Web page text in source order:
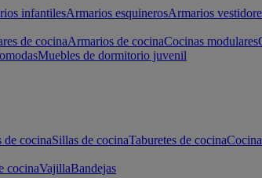
infantilesArmarios esquinerosArmarios
de cocinaArmarios de cocinaCocinas modulares
Muebles de dormitorio juvenil
de cocinaSillas de cocinaTaburetes de cocina
cocinaVajillaBandejas